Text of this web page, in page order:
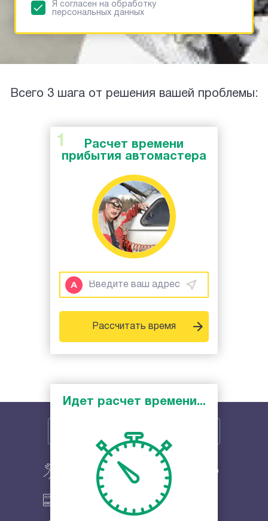
Я согласен на обработку
персональных данных
Всего 3 шага от решения вашей проблемы:
Расчет времени
прибытия автомастера
Рассчитать время
Идет расчет времени...
Автомеханик с выездом на место
Оплата наличными и по карте